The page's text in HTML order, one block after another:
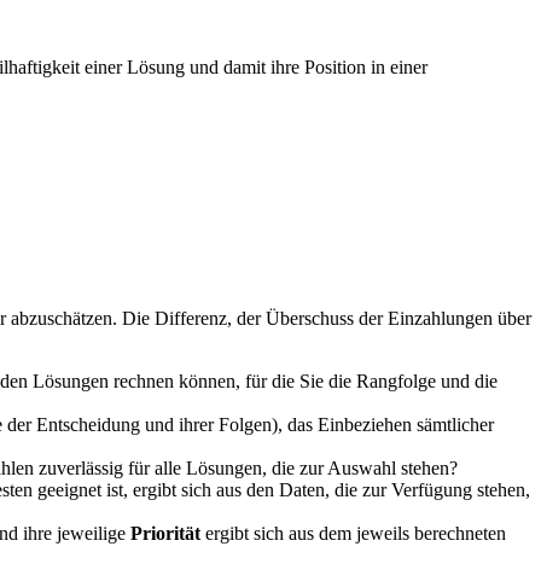
einer Lösung und damit ihre Position in einer
Die Differenz, der Überschuss der Einzahlungen über
Lösungen rechnen können, für die Sie die Rangfolge und die
Entscheidung und ihrer Folgen), das Einbeziehen sämtlicher
zuverlässig für alle Lösungen, die zur Auswahl stehen?
geeignet ist, ergibt sich aus den Daten, die zur Verfügung stehen,
ihre jeweilige Prioritätergibt sich aus dem jeweils berechneten